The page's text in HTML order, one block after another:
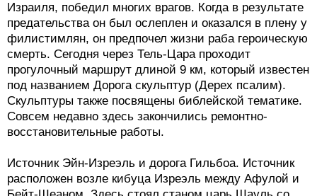
Израиля, победил многих врагов. Когда в результате
предательства он был ослеплен и оказался в плену у
филистимлян, он предпочел жизни раба героическую
смерть. Сегодня через Тель-Цара проходит
прогулочный маршрут длиной 9 км, который известен
под названием Дорога скульптур (Дерех псалим).
Скульптуры также посвящены библейской тематике.
Совсем недавно здесь закончились ремонтно-
восстановительные работы.
Источник Эйн-Изреэль и дорога Гильбоа. Источник
расположен возле кибуца Изреэль между Афулой и